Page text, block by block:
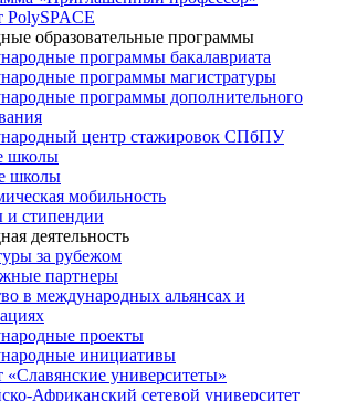
PolySPACE
образовательные программы
программы бакалавриата
программы магистратуры
программы дополнительного
центр стажировок СПбПУ
школы
школы
мобильность
и стипендии
деятельность
за рубежом
партнеры
в международных альянсах и
проекты
инициативы
«Славянские университеты»
Африканский сетевой университет